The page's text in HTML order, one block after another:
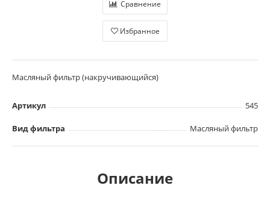
Сравнение
Избранное
Масляный фильтр (накручивающийся)
Артикул 545
Вид фильтра Масляный фильтр
Описание